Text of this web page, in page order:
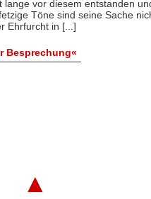
lange vor diesem entstanden
Töne sind seine Sache
Ehrfurcht in [...]
Besprechung«
▲